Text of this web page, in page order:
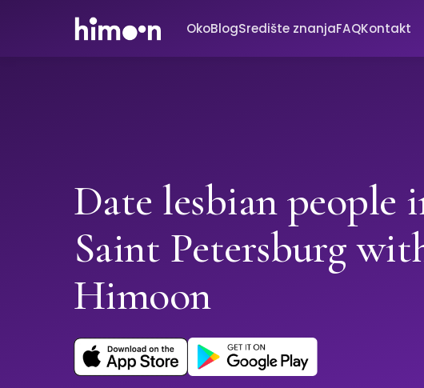
OkoBlogSredište znanjaFAQKontakt
Date lesbian people
Saint Petersburg
Himoon